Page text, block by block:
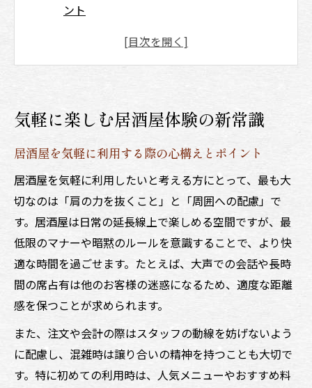
ント
気軽な居酒屋での雰囲気作りと楽しみ方の
初めての居酒屋でも気軽に過ごせるコツを
伝授
秘訣
会話も弾む居酒屋での過ごし方ガイド
居酒屋で会話が弾むテーブルマナーのポイ
ント
気軽な居酒屋で友人との会話を楽しむ工夫
居酒屋での会話が盛り上がる人気メニュー
活用術
居酒屋の雰囲気を活かしたコミュニケーシ
ョン術
気軽に楽しむ居酒屋体験の新常識
居酒屋を気軽に利用する際の心構えとポイント
居酒屋を気軽に利用したいと考える方にとって、最も大
切なのは「肩の力を抜くこと」と「周囲への配慮」で
す。居酒屋は日常の延長線上で楽しめる空間ですが、最
低限のマナーや暗黙のルールを意識することで、より快
適な時間を過ごせます。たとえば、大声での会話や長時
間の席占有は他のお客様の迷惑になるため、適度な距離
感を保つことが求められます。
また、注文や会計の際はスタッフの動線を妨げないよう
に配慮し、混雑時は譲り合いの精神を持つことも大切で
す。特に初めての利用時は、人気メニューやおすすめ料